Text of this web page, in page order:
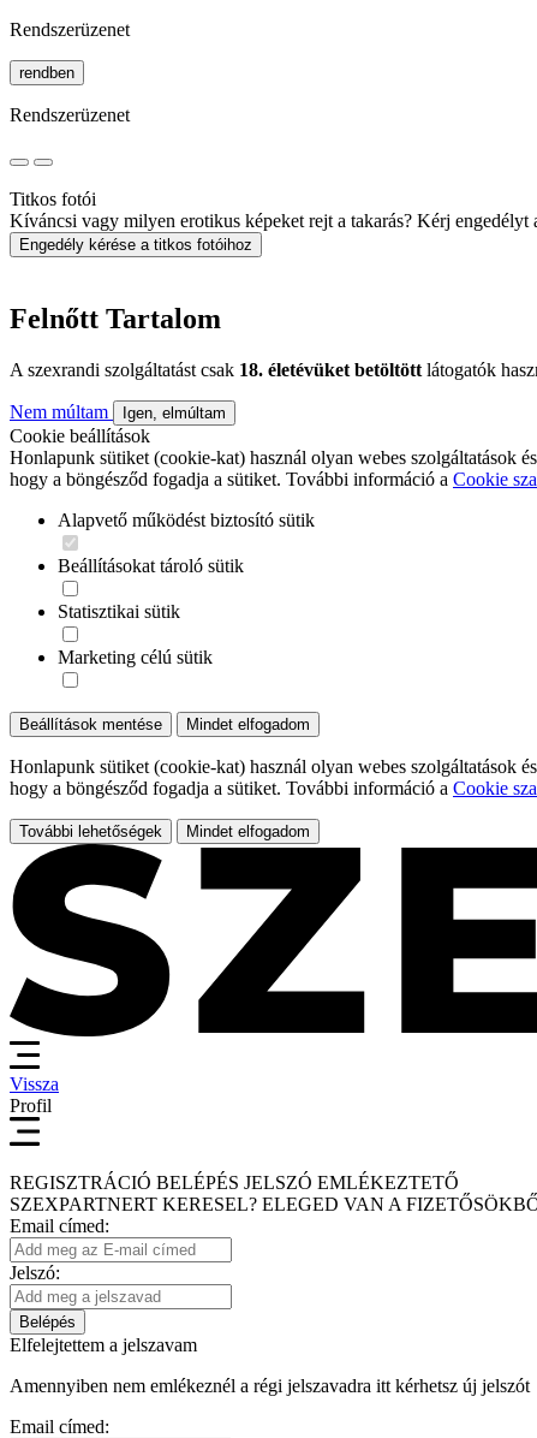
Rendszerüzenet
rendben
Rendszerüzenet
Titkos fotói
Kíváncsi vagy milyen erotikus képeket rejt a takarás? Kérj
Engedély kérése a titkos fotóihoz
Felnőtt Tartalom
A szexrandi szolgáltatást csak 18. életévüket betöltött látogatók
Nem múltam Igen, elmúltam
Cookie beállítások
Honlapunk sütiket (cookie-kat) használ olyan webes szolgáltatások
hogy a böngésződ fogadja a sütiket. További információ a Cookie
Alapvető működést biztosító sütik
Beállításokat tároló sütik
Statisztikai sütik
Marketing célú sütik
Beállítások mentése Mindet elfogadom
Honlapunk sütiket (cookie-kat) használ olyan webes szolgáltatások
hogy a böngésződ fogadja a sütiket. További információ a Cookie
További lehetőségek Mindet elfogadom
Vissza
Profil
REGISZTRÁCIÓ BELÉPÉS JELSZÓ EMLÉKEZTETŐ
SZEXPARTNERT KERESEL? ELEGED VAN A
Email címed:
Jelszó:
Belépés
Elfelejtettem a jelszavam
Amennyiben nem emlékeznél a régi jelszavadra itt kérhetsz új jelszót
Email címed: